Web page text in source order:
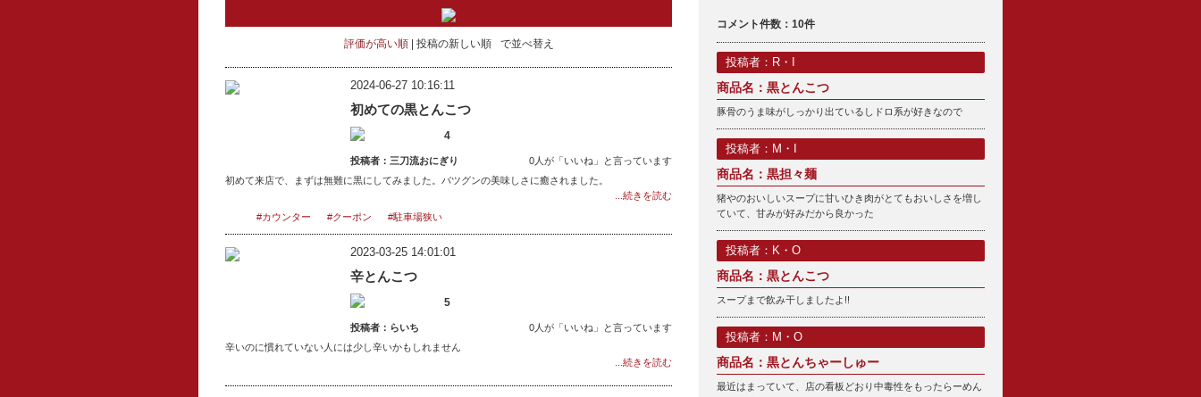
評価が高い順 投稿の新しい順 で並べ替え
2024-06-27 10:16:11
初めての黒とんこつ
4
投稿者： 三刀流おにぎり
0人が「いいね」と言っています
初めて来店で、まずは無難に黒にしてみました。バツグンの美味しさに癒されました。
...続きを読む
#カウンター
#クーポン #駐車場狭い
2023-03-25 14:01:01
辛とんこつ
5
投稿者： らいち
0人が「いいね」と言っています
辛いのに慣れていない人には少し辛いかもしれません
...続きを読む
コメント件数：10件
投稿者：R・I
商品名：黒とんこつ
豚骨のうま味がしっかり出ているしドロ系が好きなので
投稿者：M・I
商品名：黒担々麺
猪やのおいしいスープに甘いひき肉がとてもおいしさを増し
ていて、甘みが好みだから良かった
投稿者：K・O
商品名：黒とんこつ
スープまで飲み干しましたよ!!
投稿者：M・O
商品名：黒とんちゃーしゅー
最近はまっていて、店の看板どおり中毒性をもったらーめん